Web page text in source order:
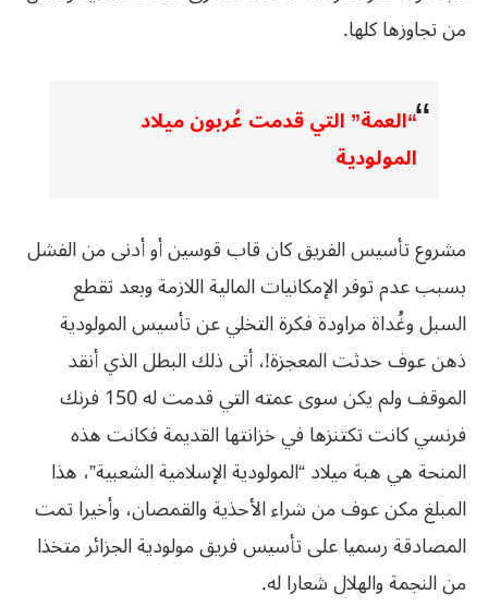
من تجاوزها كلها.
“العمة” التي قدمت عُربون ميلاد
المولودية
مشروع تأسيس الفريق كان قاب قوسين أو أدنى من الفشل
بسبب عدم توفر الإمكانيات المالية اللازمة وبعد تقطع
السبل وغُداة مراودة فكرة التخلي عن تأسيس المولودية
ذهن عوف حدثت المعجزة!، أتى ذلك البطل الذي أنقد
الموقف ولم يكن سوى عمته التي قدمت له 150 فرنك
فرنسي كانت تكتنزها في خزانتها القديمة فكانت هذه
المنحة هي هبة ميلاد “المولودية الإسلامية الشعبية”، هذا
المبلغ مكن عوف من شراء الأحذية والقمصان، وأخيرا تمت
المصادقة رسميا على تأسيس فريق مولودية الجزائر متخذا
من النجمة والهلال شعارا له.